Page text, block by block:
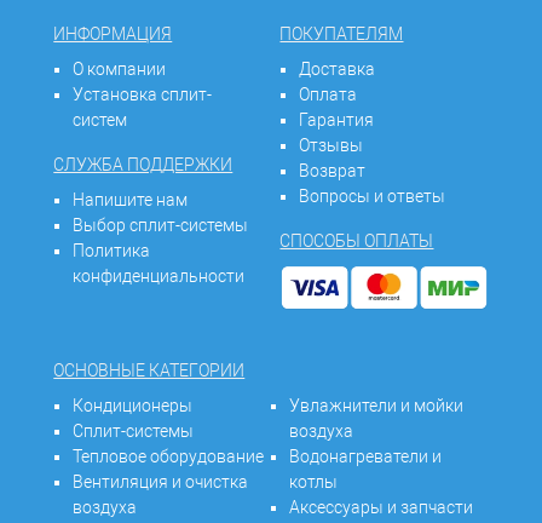
ИНФОРМАЦИЯ
О компании
Установка сплит-
систем
СЛУЖБА ПОДДЕРЖКИ
Напишите нам
Выбор сплит-системы
Политика
конфиденциальности
ПОКУПАТЕЛЯМ
Доставка
Оплата
Гарантия
Отзывы
Возврат
Вопросы и ответы
СПОСОБЫ ОПЛАТЫ
ОСНОВНЫЕ КАТЕГОРИИ
Кондиционеры
Сплит-системы
Тепловое оборудование
Вентиляция и очистка
воздуха
Увлажнители и мойки
воздуха
Водонагреватели и
котлы
Аксессуары и запчасти